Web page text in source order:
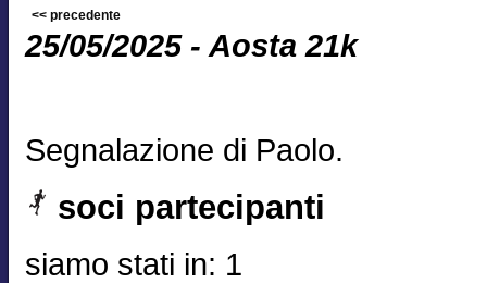
<< precedente
25/05/2025 - Aosta 21k
Segnalazione di Paolo.
soci partecipanti
siamo stati in: 1